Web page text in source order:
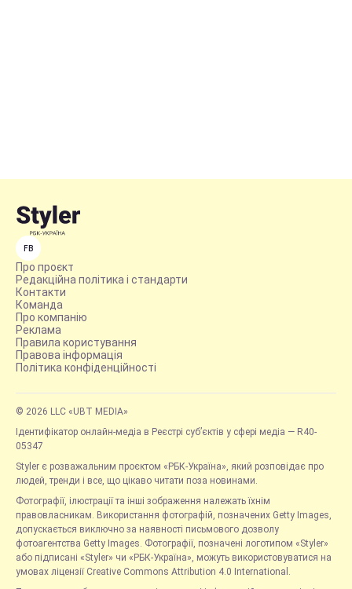
FB
Про проєкт
Редакційна політика і стандарти
Контакти
Команда
Про компанію
Реклама
Правила користування
Правова інформація
Політика конфіденційності
© 2026 LLC «UBT MEDIA»
Ідентифікатор онлайн-медіа в Реєстрі суб’єктів у сфері медіа — R40-
05347
Styler є розважальним проєктом «РБК-Україна», який розповідає про
людей, тренди і все, що цікаво читати поза новинами.
Фотографії, ілюстрації та інші зображення належать їхнім
правовласникам. Використання фотографій, позначених Getty Images,
допускається виключно за наявності письмового дозволу
фотоагентства Getty Images. Фотографії, позначені логотипом «Styler»
або підписані «Styler» чи «РБК-Україна», можуть використовуватися на
умовах ліцензії Creative Commons Attribution 4.0 International.